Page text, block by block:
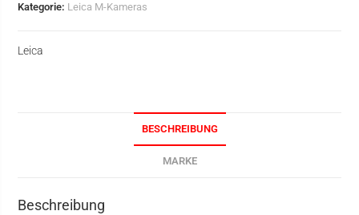
Kategorie: Leica M-Kameras
Leica
BESCHREIBUNG
MARKE
Beschreibung